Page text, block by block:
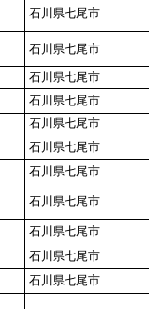
石川県七尾市
石川県七尾市
石川県七尾市
石川県七尾市
石川県七尾市
石川県七尾市
石川県七尾市
石川県七尾市
石川県七尾市
石川県七尾市
石川県七尾市